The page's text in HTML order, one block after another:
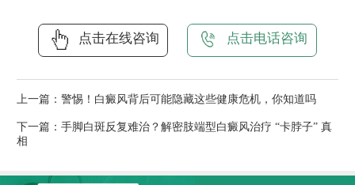
点击在线咨询 点击电话咨询
上一篇： 警惕！白癜风背后可能隐藏这些健康危机，你知道吗
下一篇： 手脚白斑反复难治？解密肢端型白癜风治疗 “卡脖子” 真
相